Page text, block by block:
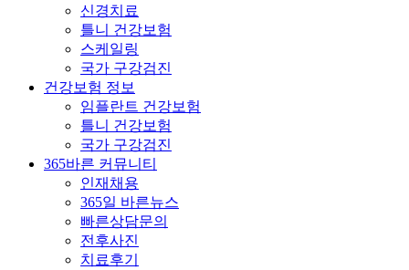
신경치료
틀니 건강보험
스케일링
국가 구강검진
건강보험 정보
임플란트 건강보험
틀니 건강보험
국가 구강검진
365바른 커뮤니티
인재채용
365일 바른뉴스
빠른상담문의
전후사진
치료후기